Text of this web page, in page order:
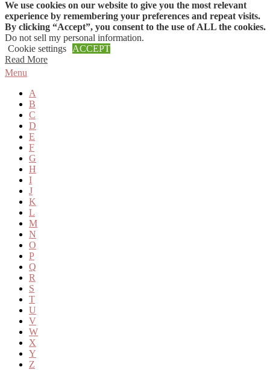
Skip to content
Menu
A
B
C
D
E
F
G
H
I
J
K
L
M
N
O
P
Q
R
S
T
U
V
W
X
Y
Z
We use cookies on our website to give you the most relevant
experience by remembering your preferences and repeat visits.
By clicking “Accept”, you consent to the use of ALL the cookies.
Do not sell my personal information.
Cookie settings
ACCEPT
Read More